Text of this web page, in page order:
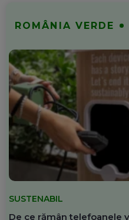
ROMÂNIA VERDE
SUSTENABIL
De ce rămân telefoanele